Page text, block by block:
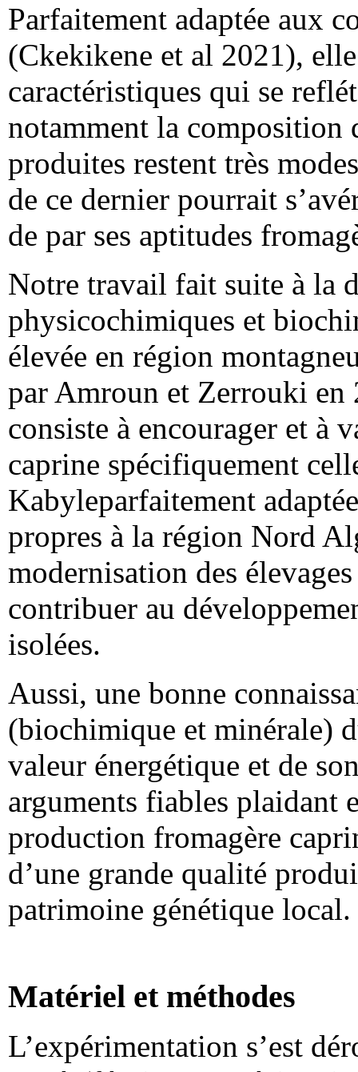
Parfaitement adaptée aux
(Ckekikene et al 2021),
caractéristiques qui se
notamment la composition
produites restent très
de ce dernier pourrait
de par ses aptitudes
Notre travail fait suite à la
physicochimiques et
élevée en région
par Amroun et Zerrouki
consiste à encourager et à
caprine spécifiquement
Kabyleparfaitement
propres à la région Nord
modernisation des
contribuer au
isolées.
Aussi, une bonne
(biochimique et minérale)
valeur énergétique et de
arguments fiables plaidant
production fromagère
d’une grande qualité
patrimoine génétique local.
Matériel et méthodes
L’expérimentation s’est